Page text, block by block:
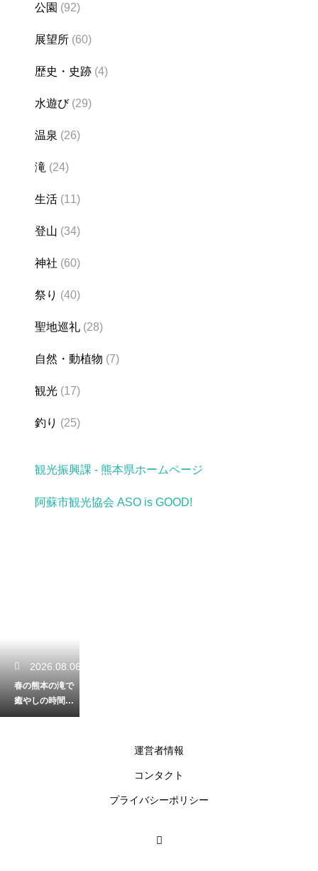
公園 (92)
展望所 (60)
歴史・史跡 (4)
水遊び(29)
温泉 (26)
滝 (24)
生活 (11)
登山 (34)
神社 (60)
祭り (40)
聖地巡礼 (28)
自然・動植物 (7)
観光 (17)
釣り (25)
観光振興課 - 熊本県ホームページ
阿蘇市観光協会 ASO is GOOD!
2026.08.06
春の熊本の滝で
癒やしの時間を
満喫！鮮やかな
運営者情報
コンタクト
プライバシーポリシー